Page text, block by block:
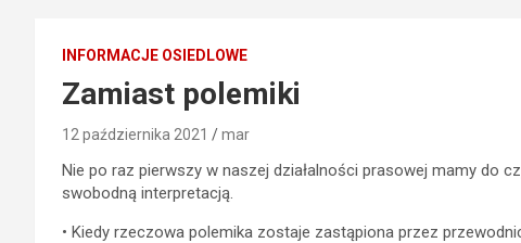
INFORMACJE OSIEDLOWE
Zamiast polemiki
12 października 2021 mar
Nie po raz pierwszy w naszej działalności prasowej mamy do
swobodną interpretacją.
• Kiedy rzeczowa polemika zostaje zastąpiona przez